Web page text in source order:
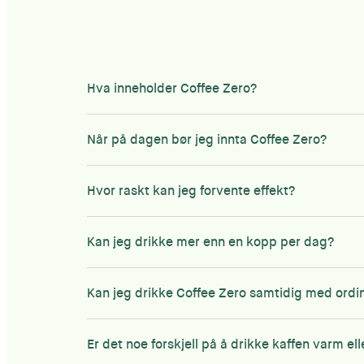
Hva inneholder Coffee Zero?
Coffee Zero inneholder tre ingredienser;
Når på dagen bør jeg innta Coffee Zero?
Du kan innta Coffee Zero når du vil på
Hvor raskt kan jeg forvente effekt?
Det er ikke mulig å si eksakt hvor fort eller
tilbakemeldinger fra våre kunder bør man
Kan jeg drikke mer enn en kopp per dag?
Anbefalt døgndose er én porsjonspose, men
dette. Bare husk at dersom du drikke flere
Kan jeg drikke Coffee Zero samtidig med
Ja, det er naturligvis ikke noe problem. Bare
potensielt stor effekt!
Er det noe forskjell på å drikke kaffen varm